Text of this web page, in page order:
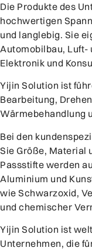
Die Produkte des
hochwertigen
und langlebig. Sie
Automobilbau, Luft-
Elektronik und
Yijin Solution ist
Bearbeitung,
Wärmebehandlung
Bei den
Sie Größe, Material
Passstifte werden
Aluminium und
wie Schwarzoxid,
und chemischer
Yijin Solution ist
Unternehmen, die